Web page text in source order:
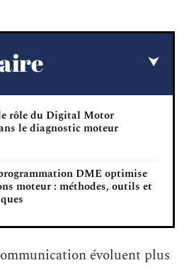
rôle du Digital Motor
le diagnostic moteur
DME optimise
moteur : méthodes, outils et
évoluent plus